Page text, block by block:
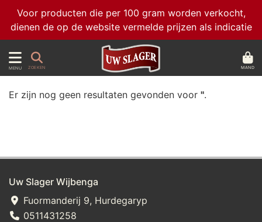
Voor producten die per 100 gram worden verkocht,
dienen de op de website vermelde prijzen als indicatie
MENU ZOEKEN MAND
Er zijn nog geen resultaten gevonden voor ''.
Uw Slager Wijbenga
Fuormanderij 9, Hurdegaryp
0511431258